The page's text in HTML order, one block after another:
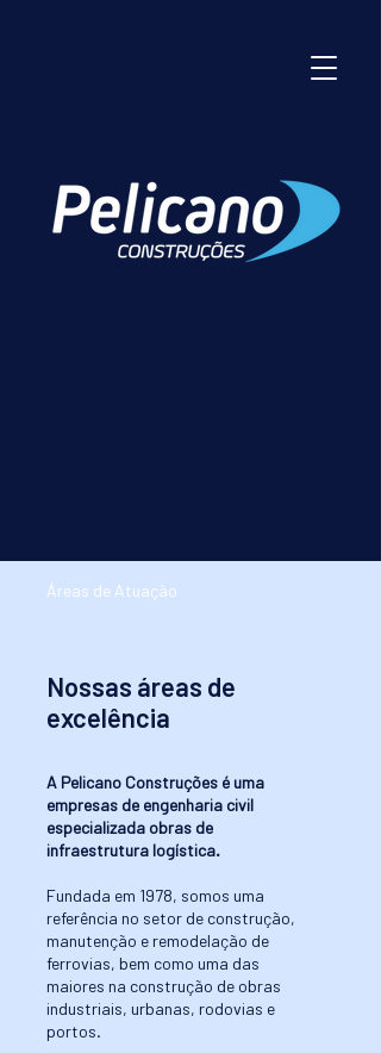
Áreas de Atuação
Nossas áreas de
excelência
A Pelicano Construções é uma
empresas de engenharia civil
especializada obras de
infraestrutura logística.
Fundada em 1978, somos uma
referência no setor de construção,
manutenção e remodelação de
ferrovias, bem como uma das
maiores na construção de obras
industriais, urbanas, rodovias e
portos.